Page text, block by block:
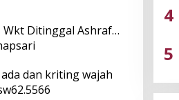
Wkt Ditinggal Ashraf…
dan kriting wajah
4
5